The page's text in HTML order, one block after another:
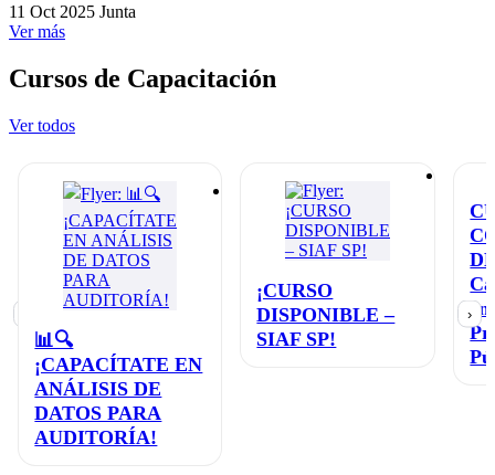
11 Oct 2025 Junta
Ver más
Cursos de Capacitación
Ver todos
📊🔍
¡CAPACÍTATE EN
ANÁLISIS DE
DATOS PARA
AUDITORÍA!
¡CURSO
DISPONIBLE –
SIAF SP!
en
›